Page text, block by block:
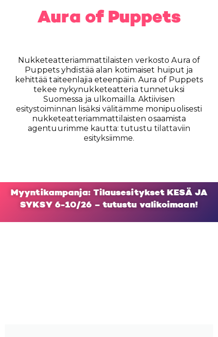
Aura of Puppets
Nukketeatteriammattilaisten verkosto Aura of
Puppets yhdistää alan kotimaiset huiput ja
kehittää taiteenlajia eteenpäin. Aura of Puppets
tekee nykynukketeatteria tunnetuksi
Suomessa ja ulkomailla. Aktiivisen
esitystoiminnan lisäksi välitämme monipuolisesti
nukketeatteriammattilaisten osaamista
agentuurimme kautta: tutustu tilattaviin
esityksiimme.
Myyntikampanja: Tilausesitykset KESÄ JA
SYKSY 6-10/26 – tutustu valikoimaan!